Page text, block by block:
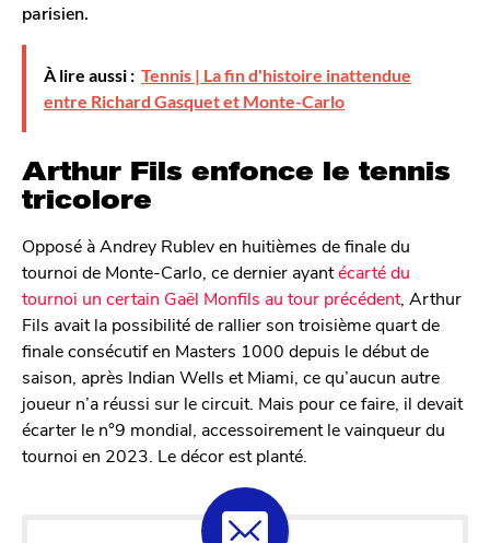
parisien.
À lire aussi : Tennis | La fin d'histoire inattendue
entre Richard Gasquet et Monte-Carlo
Arthur Fils enfonce le tennis
tricolore
Opposé à Andrey Rublev en huitièmes de finale du
tournoi de Monte-Carlo, ce dernier ayantécarté du
tournoi un certain Gaël Monfils au tour précédent, Arthur
Fils avait la possibilité de rallier son troisième quart de
finale consécutif en Masters 1000 depuis le début de
saison, après Indian Wells et Miami, ce qu’aucun autre
joueur n’a réussi sur le circuit. Mais pour ce faire, il devait
écarter le n°9 mondial, accessoirement le vainqueur du
tournoi en 2023. Le décor est planté.